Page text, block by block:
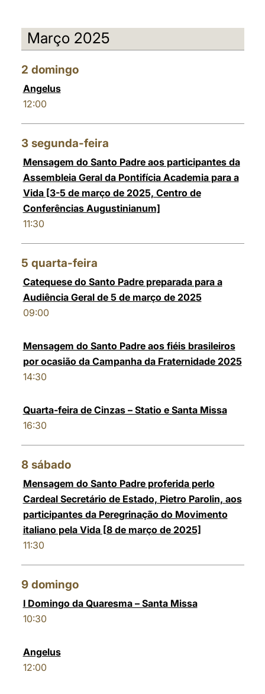
Março 2025
2 domingo
Angelus
12:00
3 segunda-feira
Mensagem do Santo Padre aos participantes da
Assembleia Geral da Pontifícia Academia para a
Vida [3-5 de março de 2025, Centro de
Conferências Augustinianum]
11:30
5 quarta-feira
Catequese do Santo Padre preparada para a
Audiência Geral de 5 de março de 2025
09:00
Mensagem do Santo Padre aos fiéis brasileiros
por ocasião da Campanha da Fraternidade 2025
14:30
Quarta-feira de Cinzas – Statio e Santa Missa
16:30
8 sábado
Mensagem do Santo Padre proferida perlo
Cardeal Secretário de Estado, Pietro Parolin, aos
participantes da Peregrinação do Movimento
italiano pela Vida [8 de março de 2025]
11:30
9 domingo
I Domingo da Quaresma – Santa Missa
10:30
Angelus
12:00